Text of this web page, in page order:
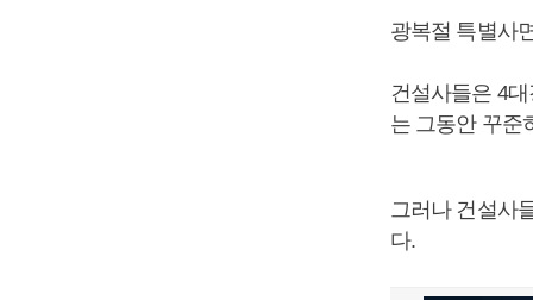
광복절 특별사
건설사들은 4
는 그동안 꾸준
그러나 건설사
다.